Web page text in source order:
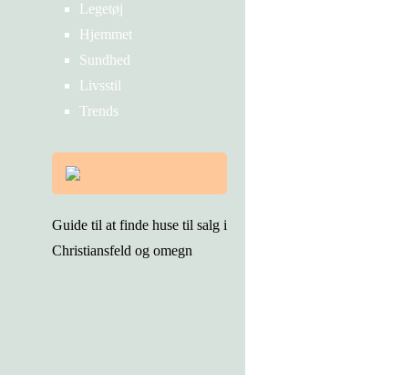
Legetøj
Hjemmet
Sundhed
Livsstil
Trends
Guide til at finde huse til salg i
Christiansfeld og omegn